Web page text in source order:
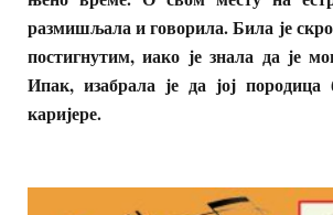
размишљала и говорила. Била је
постигнутим, иако је знала да је
Ипак, изабрала је да јој породица
каријере.